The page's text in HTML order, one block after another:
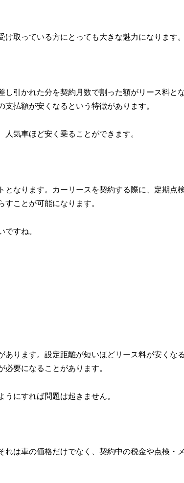
取っている方にとっても大きな魅力になります。
引かれた分を契約月数で割った額がリース料と
払額が安くなるという特徴があります。
気車ほど安く乗ることができます。
なります。カーリースを契約する際に、定期点
ことが可能になります。
すね。
ります。設定距離が短いほどリース料が安くなる
要になることがあります。
にすれば問題は起きません。
は車の価格だけでなく、契約中の税金や点検・メ